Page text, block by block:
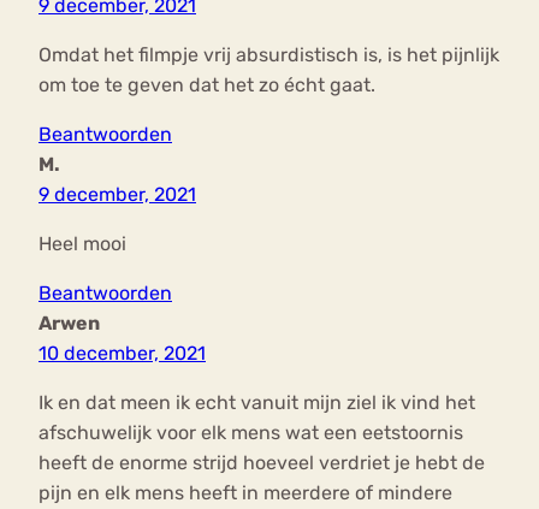
9 december, 2021
Omdat het filmpje vrij absurdistisch is, is het pijnlijk
om toe te geven dat het zo écht gaat.
Beantwoorden
M.
9 december, 2021
Heel mooi
Beantwoorden
Arwen
10 december, 2021
Ik en dat meen ik echt vanuit mijn ziel ik vind het
afschuwelijk voor elk mens wat een eetstoornis
heeft de enorme strijd hoeveel verdriet je hebt de
pijn en elk mens heeft in meerdere of mindere